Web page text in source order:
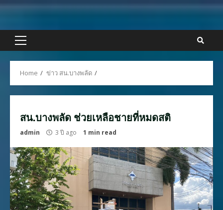
Skip
content
Primary
Home ข่าว สน.บางพลัด
สน.บางพลัด ช่วยเหลือชายที่หมดสติ
admin 3 ปี ago 1 min read